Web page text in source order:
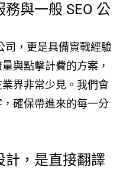
與一般 SEO 公
司，更是具備實戰經驗
與點擊計費的方案，
界非常少見。我們會
確保帶進來的每一分
計，是直接翻譯